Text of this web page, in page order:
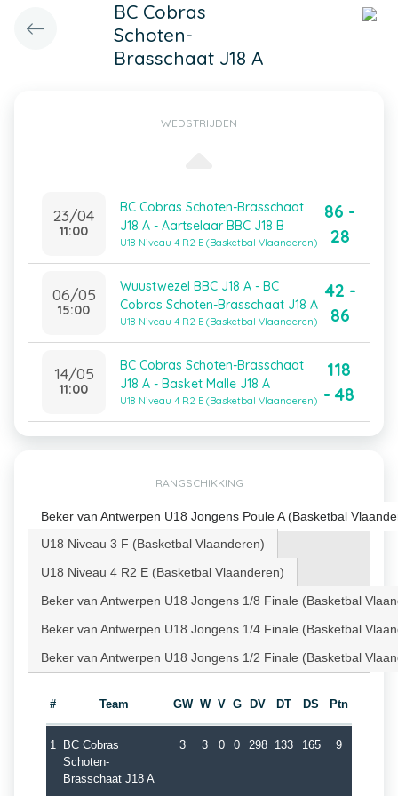
BC Cobras
Schoten-
Brasschaat J18 A
WEDSTRIJDEN
23/04
11:00
BC Cobras Schoten-Brasschaat
J18 A - Aartselaar BBC J18 B
U18 Niveau 4 R2 E (Basketbal Vlaanderen)
86 -
28
06/05
15:00
Wuustwezel BBC J18 A - BC
Cobras Schoten-Brasschaat J18 A
U18 Niveau 4 R2 E (Basketbal Vlaanderen)
42 -
86
14/05
11:00
BC Cobras Schoten-Brasschaat
J18 A - Basket Malle J18 A
U18 Niveau 4 R2 E (Basketbal Vlaanderen)
118
- 48
RANGSCHIKKING
Beker van Antwerpen U18 Jongens Poule A (Basketbal
U18 Niveau 3 F (Basketbal Vlaanderen)
U18 Niveau 4 R2 E (Basketbal Vlaanderen)
Beker van Antwerpen U18 Jongens 1/8 Finale (Basketbal
Beker van Antwerpen U18 Jongens 1/4 Finale (Basketbal
Beker van Antwerpen U18 Jongens 1/2 Finale (Basketbal
# Team GW W V G DV DT DS Ptn
1
BC Cobras
Schoten-
Brasschaat J18 A
3 3 0 0 298 133 165 9